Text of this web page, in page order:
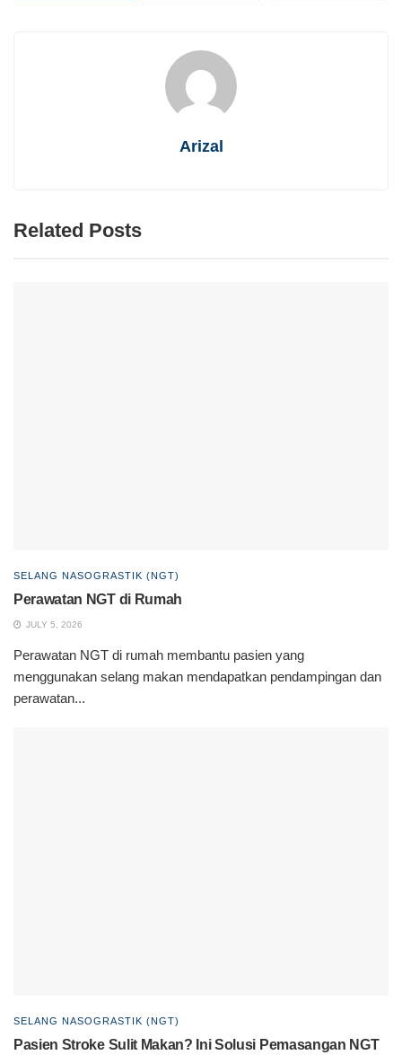
Arizal
Related Posts
SELANG NASOGRASTIK (NGT)
Perawatan NGT di Rumah
JULY 5, 2026
Perawatan NGT di rumah membantu pasien yang
menggunakan selang makan mendapatkan pendampingan dan
perawatan...
SELANG NASOGRASTIK (NGT)
Pasien Stroke Sulit Makan? Ini Solusi Pemasangan NGT